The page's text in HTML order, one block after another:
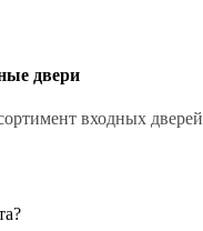
двери
входных дверей